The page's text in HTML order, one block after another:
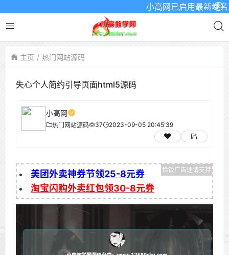
小高网已启用最新域名
主页 热门网站源码
失心个人简约引导页面html5源码
小高网
热门网站源码 37 2023-09-05 20:45:39
美团外卖神券节领25-8元券
淘宝闪购外卖红包领30-8元券